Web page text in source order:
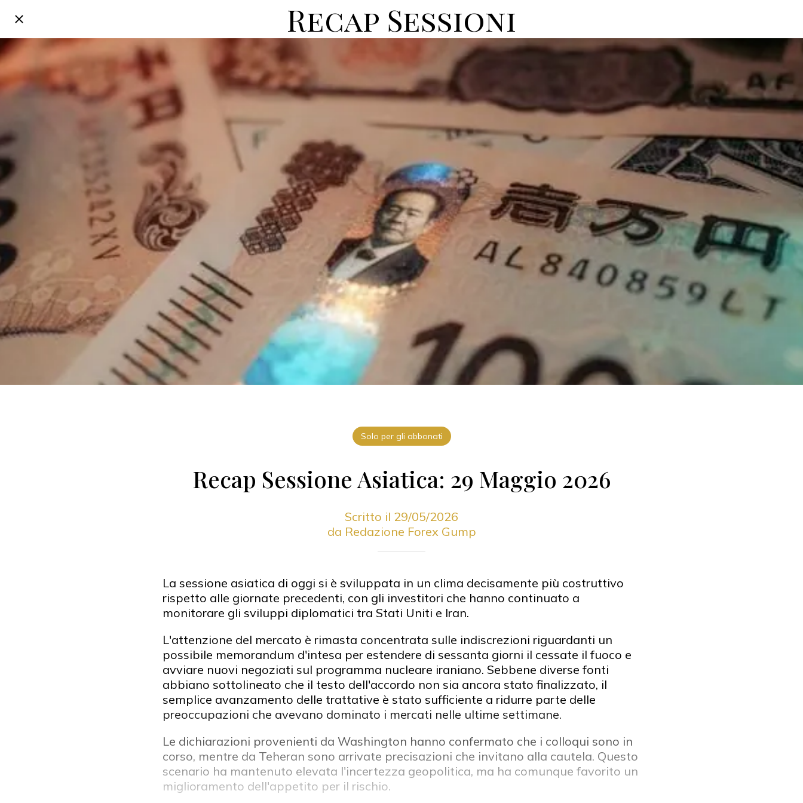
Recap Sessioni
Solo per gli abbonati
Recap Sessione Asiatica: 29 Maggio 2026
Scritto il 29/05/2026
da Redazione Forex Gump
La sessione asiatica di oggi si è sviluppata in un clima decisamente più costruttivo
rispetto alle giornate precedenti, con gli investitori che hanno continuato a
monitorare gli sviluppi diplomatici tra Stati Uniti e Iran.
L'attenzione del mercato è rimasta concentrata sulle indiscrezioni riguardanti un
possibile memorandum d'intesa per estendere di sessanta giorni il cessate il fuoco e
avviare nuovi negoziati sul programma nucleare iraniano. Sebbene diverse fonti
abbiano sottolineato che il testo dell'accordo non sia ancora stato finalizzato, il
semplice avanzamento delle trattative è stato sufficiente a ridurre parte delle
preoccupazioni che avevano dominato i mercati nelle ultime settimane.
Le dichiarazioni provenienti da Washington hanno confermato che i colloqui sono in
corso, mentre da Teheran sono arrivate precisazioni che invitano alla cautela. Questo
scenario ha mantenuto elevata l'incertezza geopolitica, ma ha comunque favorito un
miglioramento dell'appetito per il rischio.